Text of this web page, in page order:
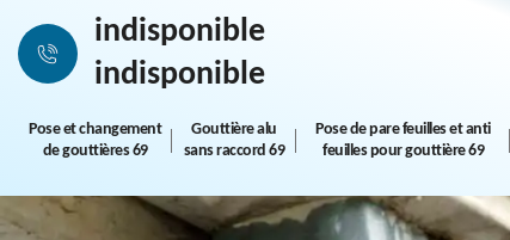
indisponible
indisponible
Pose et changement
de gouttières 69
Gouttière alu
sans raccord 69
Pose de pare feuilles et anti
feuilles pour gouttière 69